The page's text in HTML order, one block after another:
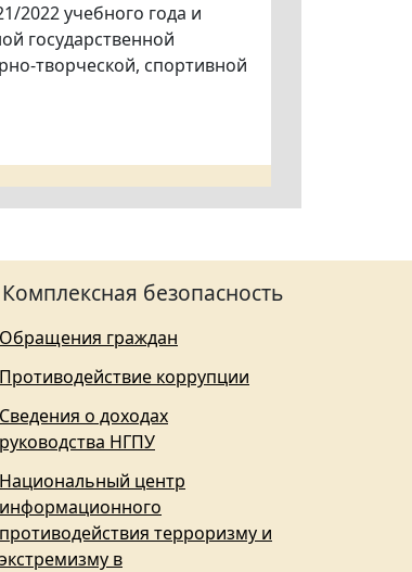
2022 учебного года и
государственной
творческой, спортивной
Комплексная безопасность
Обращения граждан
Противодействие коррупции
Сведения о доходах
руководства НГПУ
Национальный центр
информационного
противодействия терроризму и
экстремизму в